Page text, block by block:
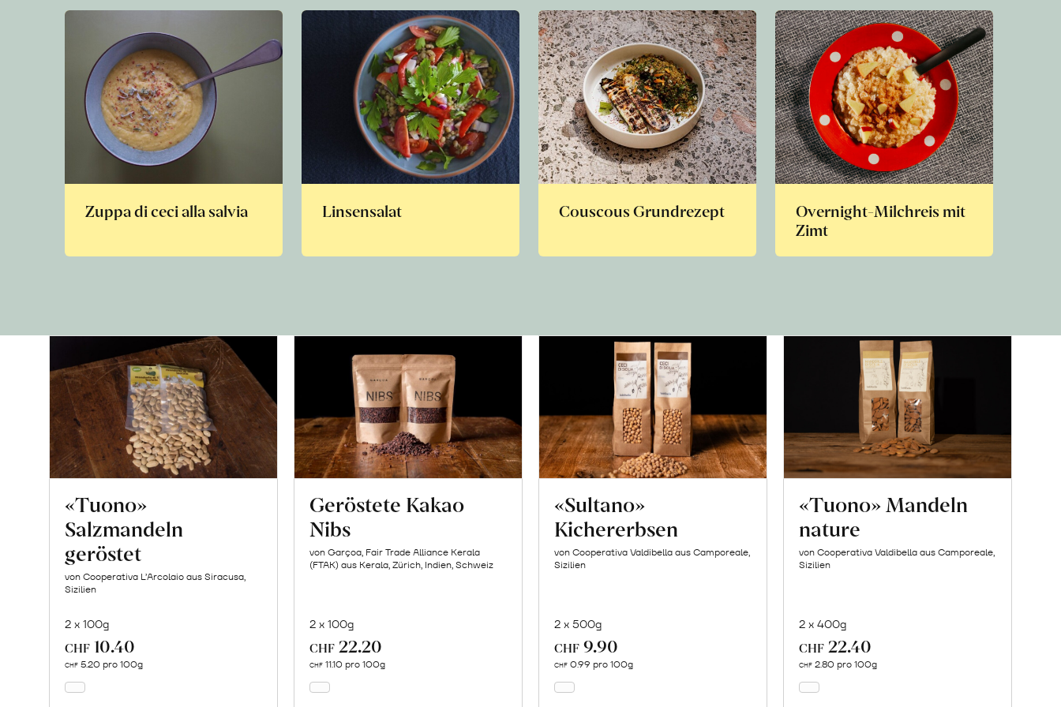
Zuppa di ceci alla salvia Linsensalat Couscous Grundrezept
Overnight-Milchreis mit
Zimt
«Tuono»
Salzmandeln
geröstet
von Cooperativa L’Arcolaio aus Siracusa,
Sizilien
2 x 100g
CHF 10.40
CHF 5.20 pro 100g
Geröstete Kakao
Nibs
von Garçoa, Fair Trade Alliance Kerala
(FTAK) aus Kerala, Zürich, Indien, Schweiz
2 x 100g
CHF 22.20
CHF 11.10 pro 100g
«Sultano»
Kichererbsen
von Cooperativa Valdibella aus Camporeale,
Sizilien
2 x 500g
CHF 9.90
CHF 0.99 pro 100g
«Tuono» Mandeln
nature
von Cooperativa Valdibella aus Camporeale,
Sizilien
2 x 400g
CHF 22.40
CHF 2.80 pro 100g